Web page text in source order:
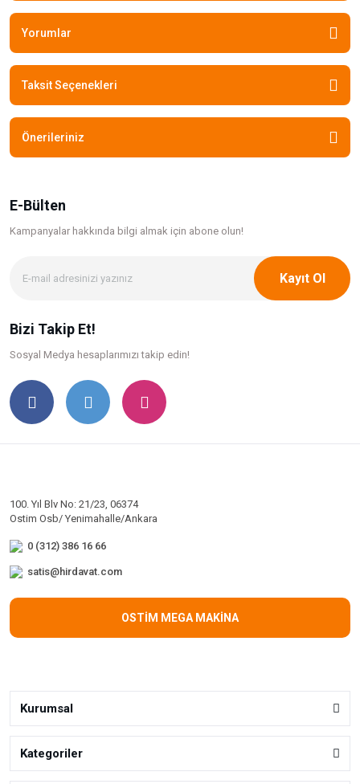
Yorumlar
Taksit Seçenekleri
Önerileriniz
E-Bülten
Kampanyalar hakkında bilgi almak için abone olun!
Kayıt Ol
Bizi Takip Et!
Sosyal Medya hesaplarımızı takip edin!
100. Yıl Blv No: 21/23, 06374
Ostim Osb/ Yenimahalle/Ankara
0 (312) 386 16 66
satis@hirdavat.com
OSTİM MEGA MAKİNA
Kurumsal
Kategoriler